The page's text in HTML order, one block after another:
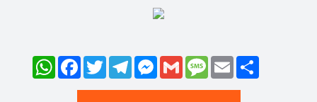
WhatsAppFacebook
TwitterTelegramMessenger
Gmail Message
Email